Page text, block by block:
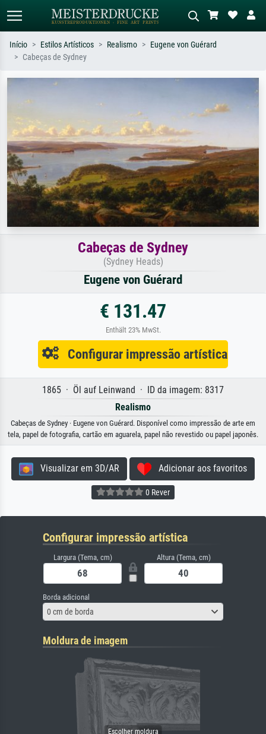
Pesquise por artista, título ou estilo –
ex: Monet, Noite Estrelada,
a óleo escura, nu em pé ao lado de
Início Estilos Artísticos Realismo
Eugene von Guérard
Cabeças de Sydney
Cabeças de Sydney
(Sydney Heads)
Eugene von Guérard
€ 131.47
Enthält 23% MwSt.
Configurar impressão artística
1865 · Öl auf Leinwand · ID da imagem: 8317
Realismo
Cabeças de Sydney · Eugene von Guérard. Disponível como impressão de arte em
tela, papel de fotografia, cartão em aguarela, papel não revestido ou papel japonês.
Visualizar em 3D/AR Adicionar aos favoritos
0 Rever
Configurar impressão artística
Largura (Tema, cm) Altura (Tema, cm)
Borda adicional
0 cm de borda
Moldura de imagem